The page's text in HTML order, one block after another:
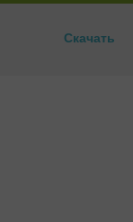
Скачать